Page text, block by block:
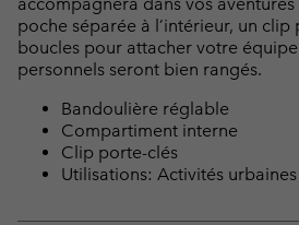
accompagnera dans vos
poche séparée à l’intérieur, un clip
boucles pour attacher votre
personnels seront bien rangés.
Bandoulière réglable
Compartiment interne
Clip porte-clés
Utilisations: Activités urbaines